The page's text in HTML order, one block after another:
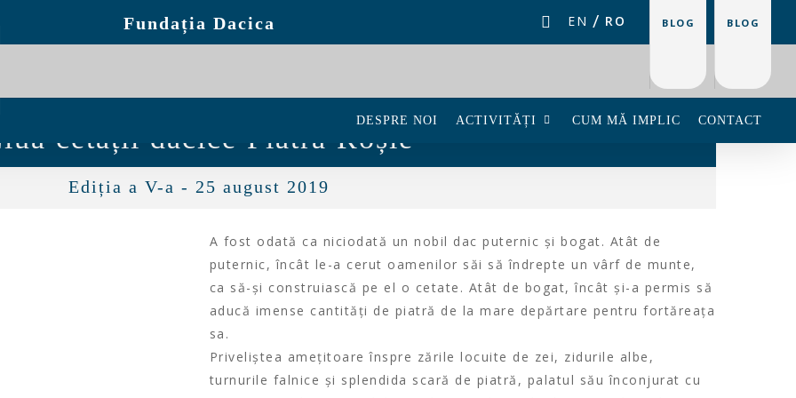
BLOG
BLOG
EN RO
Fundația Dacica
DESPRE NOI ACTIVITĂȚI CUM MĂ IMPLIC CONTACT
cetății dacice Piatra Roșie
Ediția a V-a - 25 august 2019
A fost odată ca niciodată un nobil dac puternic și bogat. Atât de
puternic, încât le-a cerut oamenilor săi să îndrepte un vârf de munte,
ca să-și construiască pe el o cetate. Atât de bogat, încât și-a permis să
aducă imense cantități de piatră de la mare depărtare pentru fortăreața
sa.
Priveliștea amețitoare înspre zările locuite de zei, zidurile albe,
turnurile falnice și splendida scară de piatră, palatul său înconjurat cu